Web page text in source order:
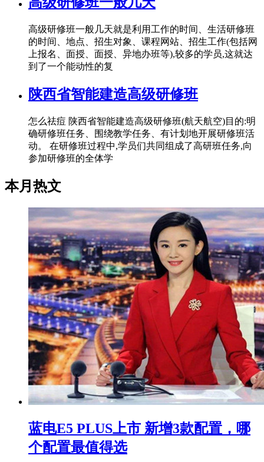
高级研修班一般几天就是利用工作的时间、生活研修班
的时间、地点、招生对象、课程网站、招生工作(包括网
上报名、面授、面授、异地办班等),较多的学员,这就达
到了一个能动性的复
陕西省智能建造高级研修班
怎么祛痘 陕西省智能建造高级研修班(航天航空)目的:明
确研修班任务、围绕教学任务、有计划地开展研修班活
动。 在研修班过程中,学员们共同组成了高研班任务,向
参加研修班的全体学
本月热文
蓝电E5 PLUS上市 新增3款配置，哪
个配置最值得选